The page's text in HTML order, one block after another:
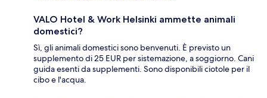
VALO Hotel & Work Helsinki ammette animali
domestici?
Sì, gli animali domestici sono benvenuti. È previsto un
supplemento di 25 EUR per sistemazione, a soggiorno. Cani
guida esenti da supplementi. Sono disponibili ciotole per il
cibo e l'acqua.